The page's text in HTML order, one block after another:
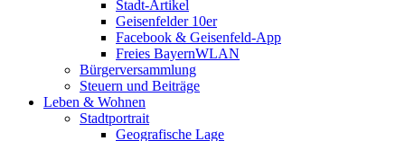
Stadt-Artikel
Geisenfelder 10er
Facebook & Geisenfeld-App
Freies BayernWLAN
Bürgerversammlung
Steuern und Beiträge
Leben & Wohnen
Stadtportrait
Geografische Lage